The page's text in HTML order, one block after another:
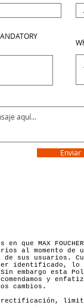
Enviar
MAX
al momento
de sus usuarios.
identificado, lo
embargo esta
y
cambios.
rectificación,